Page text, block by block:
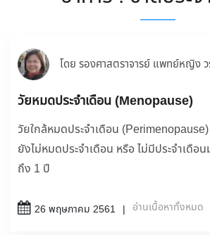
โดย รองศาสตราจารย์ แพทย์หญิ
วัยหมดประจำเดือน (Menopause)
วัยใกล้หมดประจำเดือน
ยังไม่หมดประจำเดือน หรือ ไม่มีประจำเดือน
ถึง 1 ปี
26 พฤษภาคม 2561 อ่านเนื้อหาทั้งหมด